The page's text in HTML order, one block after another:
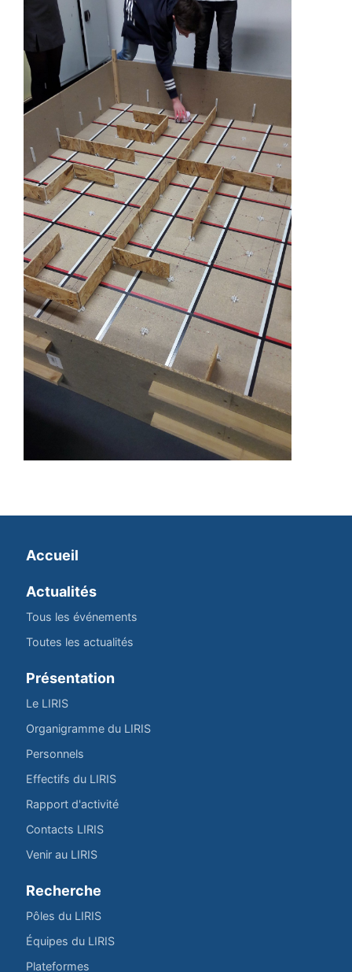
Accueil
Actualités
Tous les événements
Toutes les actualités
Présentation
Le LIRIS
Organigramme du LIRIS
Personnels
Effectifs du LIRIS
Rapport d'activité
Contacts LIRIS
Venir au LIRIS
Recherche
Pôles du LIRIS
Équipes du LIRIS
Plateformes